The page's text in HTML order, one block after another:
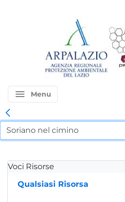
menu Menu
Voci Risorse
Qualsiasi Risorsa